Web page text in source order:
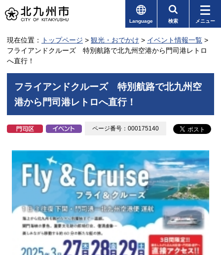
Language 検索 メニュー
現在位置： トップページ > 観光・おでかけ > イベント情報一覧 >
フライアンドクルーズ 特別航路で北九州空港から門司港レトロ
へ直行！
フライアンドクルーズ 特別航路で北九州空
港から門司港レトロへ直行！
ページ番号：000175140